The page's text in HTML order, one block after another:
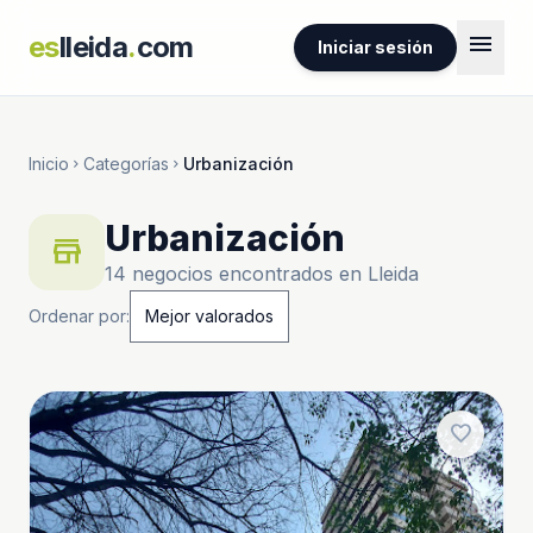
eslleida.com Iniciar sesión menu
Inicio chevron_right Categorías chevron_right Urbanización
store Urbanización
14 negocios encontrados en Lleida
Ordenar por:
favorite